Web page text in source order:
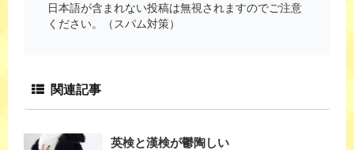
日本語が含まれない投稿は無視されますのでご注意
ください。（スパム対策）
関連記事
英検と漢検が鬱陶しい